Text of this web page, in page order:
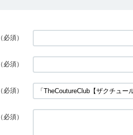
（必須）
（必須）
（必須）
（必須）